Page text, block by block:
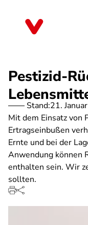
Pestizid-
Stand:21.
Mit dem Einsatz von
Ertragseinbußen
Ernte und bei der
Anwendung können
enthalten sein. Wir
sollten.